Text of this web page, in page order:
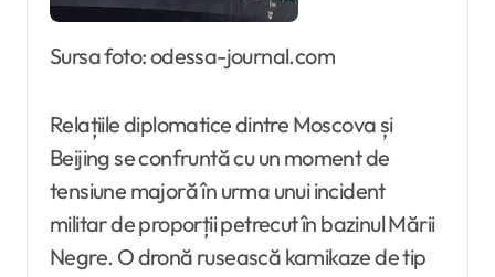
Sursa foto: odessa-journal.com
Relațiile diplomatice dintre Moscova și
Beijing se confruntă cu un moment de
tensiune majoră în urma unui incident
militar de proporții petrecut în bazinul Mării
Negre. O dronă rusească kamikaze de tip